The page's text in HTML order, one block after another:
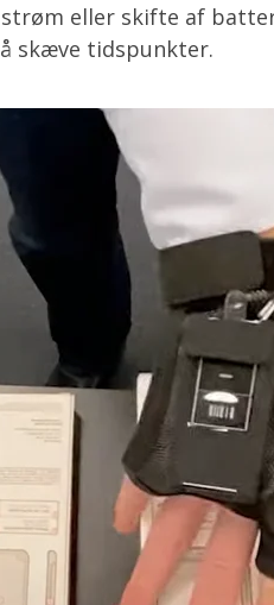
eller skifte af
skæve tidspunkter.